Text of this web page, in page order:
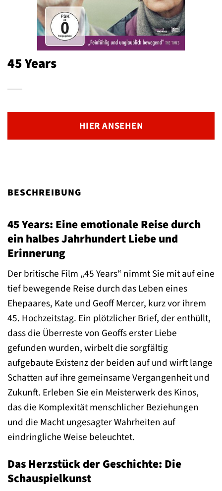
45 Years
HIER ANSEHEN
BESCHREIBUNG
45 Years: Eine emotionale Reise durch
ein halbes Jahrhundert Liebe und
Erinnerung
Der britische Film „45 Years“ nimmt Sie mit auf eine
tief bewegende Reise durch das Leben eines
Ehepaares, Kate und Geoff Mercer, kurz vor ihrem
45. Hochzeitstag. Ein plötzlicher Brief, der enthüllt,
dass die Überreste von Geoffs erster Liebe
gefunden wurden, wirbelt die sorgfältig
aufgebaute Existenz der beiden auf und wirft lange
Schatten auf ihre gemeinsame Vergangenheit und
Zukunft. Erleben Sie ein Meisterwerk des Kinos,
das die Komplexität menschlicher Beziehungen
und die Macht ungesagter Wahrheiten auf
eindringliche Weise beleuchtet.
Das Herzstück der Geschichte: Die
Schauspielkunst